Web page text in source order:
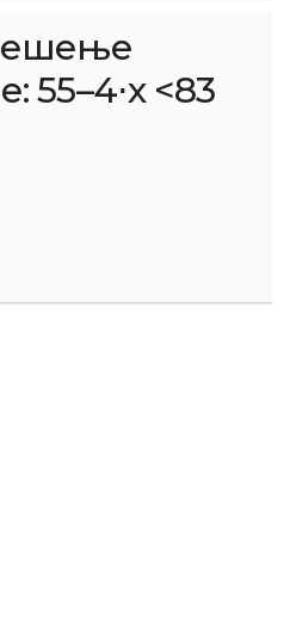
55–4⋅x <83